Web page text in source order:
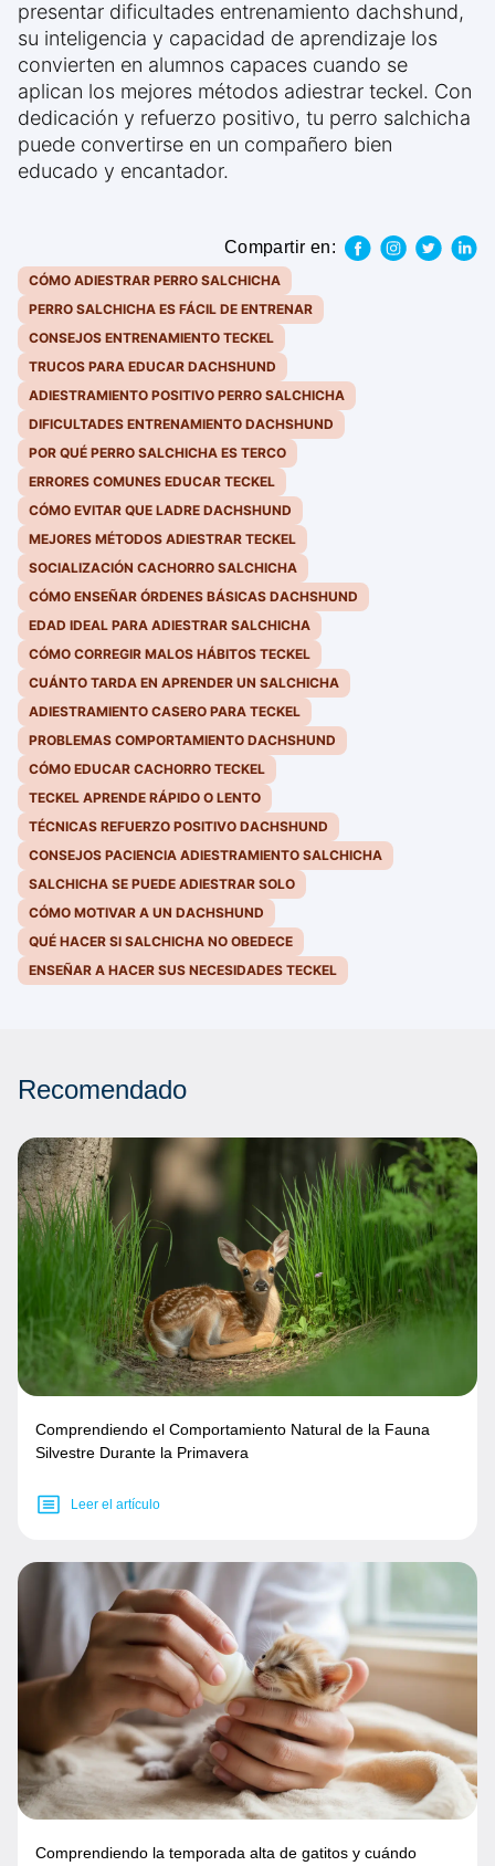
presentar dificultades entrenamiento dachshund,
su inteligencia y capacidad de aprendizaje los
convierten en alumnos capaces cuando se
aplican los mejores métodos adiestrar teckel. Con
dedicación y refuerzo positivo, tu perro salchicha
puede convertirse en un compañero bien
educado y encantador.
Compartir en:
CÓMO ADIESTRAR PERRO SALCHICHA
PERRO SALCHICHA ES FÁCIL DE ENTRENAR
CONSEJOS ENTRENAMIENTO TECKEL
TRUCOS PARA EDUCAR DACHSHUND
ADIESTRAMIENTO POSITIVO PERRO SALCHICHA
DIFICULTADES ENTRENAMIENTO DACHSHUND
POR QUÉ PERRO SALCHICHA ES TERCO
ERRORES COMUNES EDUCAR TECKEL
CÓMO EVITAR QUE LADRE DACHSHUND
MEJORES MÉTODOS ADIESTRAR TECKEL
SOCIALIZACIÓN CACHORRO SALCHICHA
CÓMO ENSEÑAR ÓRDENES BÁSICAS DACHSHUND
EDAD IDEAL PARA ADIESTRAR SALCHICHA
CÓMO CORREGIR MALOS HÁBITOS TECKEL
CUÁNTO TARDA EN APRENDER UN SALCHICHA
ADIESTRAMIENTO CASERO PARA TECKEL
PROBLEMAS COMPORTAMIENTO DACHSHUND
CÓMO EDUCAR CACHORRO TECKEL
TECKEL APRENDE RÁPIDO O LENTO
TÉCNICAS REFUERZO POSITIVO DACHSHUND
CONSEJOS PACIENCIA ADIESTRAMIENTO SALCHICHA
SALCHICHA SE PUEDE ADIESTRAR SOLO
CÓMO MOTIVAR A UN DACHSHUND
QUÉ HACER SI SALCHICHA NO OBEDECE
ENSEÑAR A HACER SUS NECESIDADES TECKEL
Recomendado
Comprendiendo el Comportamiento Natural de la Fauna
Silvestre Durante la Primavera
Leer el artículo
Comprendiendo la temporada alta de gatitos y cuándo